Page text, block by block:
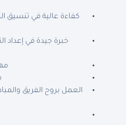
كفاءة عالية في تنسيق
خبرة جيدة في إعداد
العمل بروح الفريق